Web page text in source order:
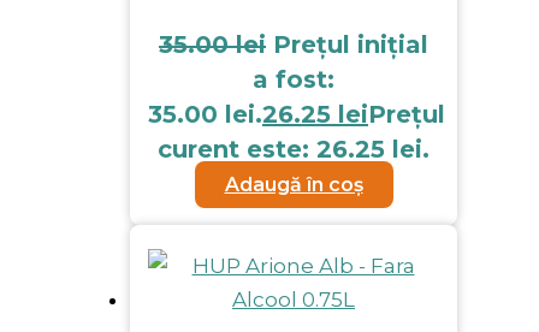
35.00lei Prețul inițial
a fost:
35.00 lei.26.25 leiPrețul
curent este: 26.25 lei.
Adaugă în coș